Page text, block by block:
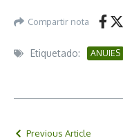
Compartir nota
Etiquetado: ANUIES
Previous Article